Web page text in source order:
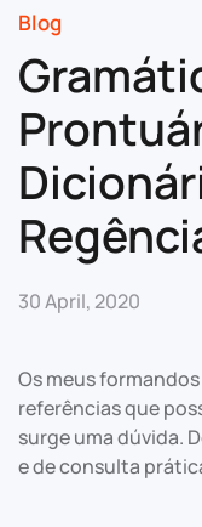
Blog
30 April, 2020
Os meus
referências que
surge uma dúvida.
e de consulta